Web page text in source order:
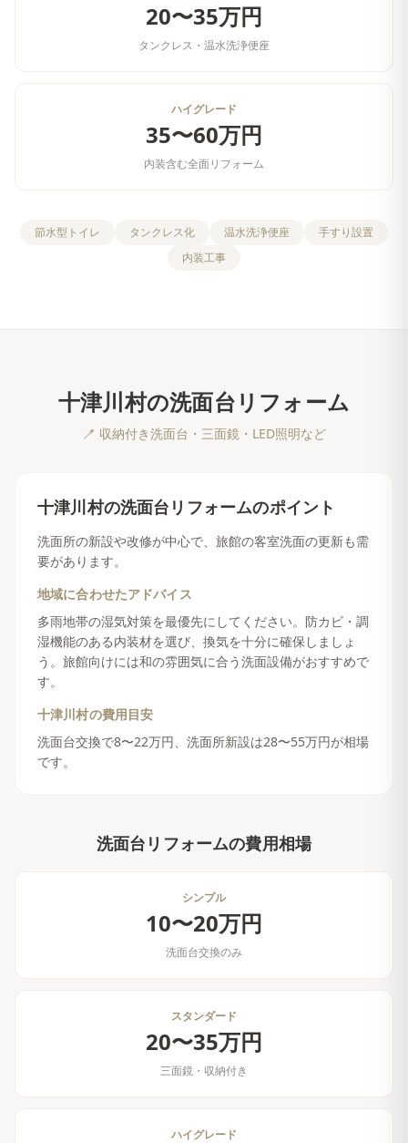
20〜35万円
タンクレス・温水洗浄便座
ハイグレード
35〜60万円
内装含む全面リフォーム
節水型トイレ タンクレス化 温水洗浄便座
手すり設置
内装工事
十津川村の洗面台リフォーム
🪥 収納付き洗面台・三面鏡・LED照明など
十津川村の洗面台リフォームのポイント
洗面所の新設や改修が中心で、旅館の客室洗面の更新も需
要があります。
地域に合わせたアドバイス
多雨地帯の湿気対策を最優先にしてください。防カビ・調
湿機能のある内装材を選び、換気を十分に確保しましょ
う。旅館向けには和の雰囲気に合う洗面設備がおすすめで
す。
十津川村の費用目安
洗面台交換で8〜22万円、洗面所新設は28〜55万円が相場
です。
洗面台リフォームの費用相場
シンプル
10〜20万円
洗面台交換のみ
スタンダード
20〜35万円
三面鏡・収納付き
ハイグレード